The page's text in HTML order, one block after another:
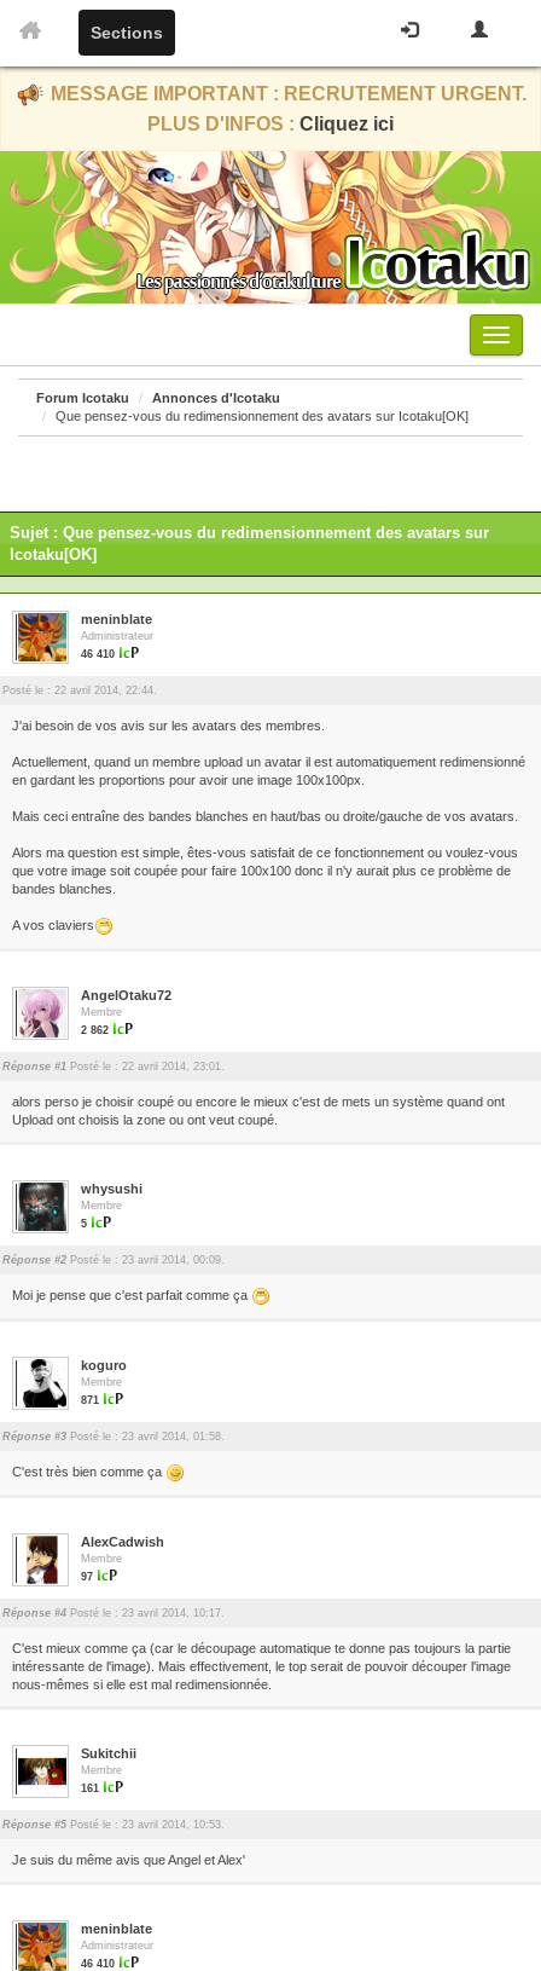
Sections
MESSAGE IMPORTANT : RECRUTEMENT URGENT.
PLUS D'INFOS : Cliquez ici
Menu
Forum Icotaku
Annonces d'Icotaku
Que pensez-vous du redimensionnement des avatars sur Icotaku[OK]
Sujet : Que pensez-vous du redimensionnement des avatars sur
Icotaku[OK]
meninblate
Administrateur
46 410
Posté le : 22 avril 2014, 22:44.
J'ai besoin de vos avis sur les avatars des membres.
Actuellement, quand un membre upload un avatar il est automatiquement redimensionné
en gardant les proportions pour avoir une image 100x100px.
Mais ceci entraîne des bandes blanches en haut/bas ou droite/gauche de vos avatars.
Alors ma question est simple, êtes-vous satisfait de ce fonctionnement ou voulez-vous
que votre image soit coupée pour faire 100x100 donc il n'y aurait plus ce problème de
bandes blanches.
A vos claviers
AngelOtaku72
Membre
2 862
Réponse #1 Posté le : 22 avril 2014, 23:01.
alors perso je choisir coupé ou encore le mieux c'est de mets un système quand ont
Upload ont choisis la zone ou ont veut coupé.
whysushi
Membre
5
Réponse #2 Posté le : 23 avril 2014, 00:09.
Moi je pense que c'est parfait comme ça
koguro
Membre
871
Réponse #3 Posté le : 23 avril 2014, 01:58.
C'est très bien comme ça
AlexCadwish
Membre
97
Réponse #4 Posté le : 23 avril 2014, 10:17.
C'est mieux comme ça (car le découpage automatique te donne pas toujours la partie
intéressante de l'image). Mais effectivement, le top serait de pouvoir découper l'image
nous-mêmes si elle est mal redimensionnée.
Sukitchii
Membre
161
Réponse #5 Posté le : 23 avril 2014, 10:53.
Je suis du même avis que Angel et Alex'
meninblate
Administrateur
46 410